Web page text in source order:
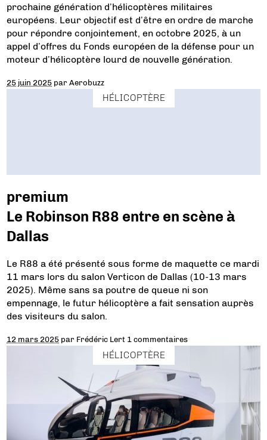
prochaine génération d’hélicoptères militaires
européens. Leur objectif est d’être en ordre de marche
pour répondre conjointement, en octobre 2025, à un
appel d’offres du Fonds européen de la défense pour un
moteur d’hélicoptère lourd de nouvelle génération.
25 juin 2025 parAerobuzz
HÉLICOPTÈRE
premium
Le Robinson R88 entre en scène à
Dallas
Le R88 a été présenté sous forme de maquette ce mardi
11 mars lors du salon Verticon de Dallas (10-13 mars
2025). Même sans sa poutre de queue ni son
empennage, le futur hélicoptère a fait sensation auprès
des visiteurs du salon.
12 mars 2025 par Frédéric Lert 1 commentaires
HÉLICOPTÈRE